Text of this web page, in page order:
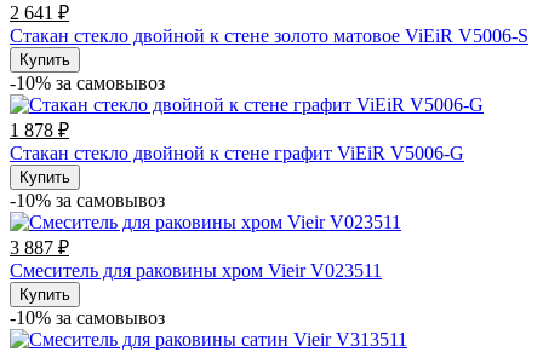
2 641 ₽
Стакан стекло двойной к стене золото матовое ViEiR V5006-S
Купить
-10% за cамовывоз
1 878 ₽
Стакан стекло двойной к стене графит ViEiR V5006-G
Купить
-10% за cамовывоз
3 887 ₽
Смеситель для раковины хром Vieir V023511
Купить
-10% за cамовывоз